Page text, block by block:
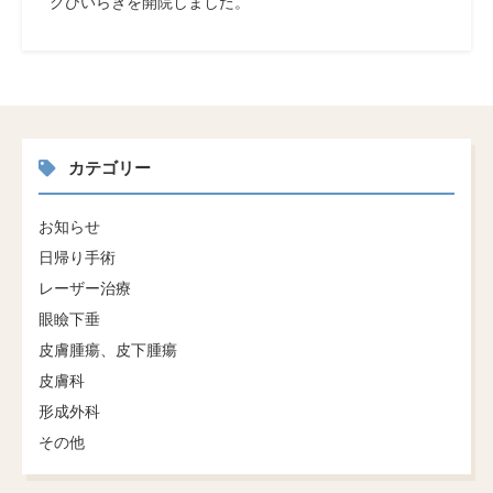
カテゴリー
お知らせ
日帰り手術
レーザー治療
眼瞼下垂
皮膚腫瘍、皮下腫瘍
皮膚科
形成外科
その他